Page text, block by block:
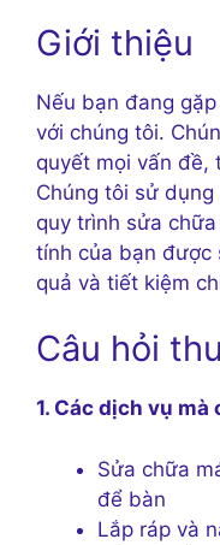
Giới thiệu
Nếu bạn đang
với chúng tôi.
quyết mọi vấn đề,
Chúng tôi sử
quy trình sửa
tính của bạn được
quả và tiết kiệm
Câu hỏi
1. Các dịch vụ
Sửa chữa
để bàn
Lắp ráp và